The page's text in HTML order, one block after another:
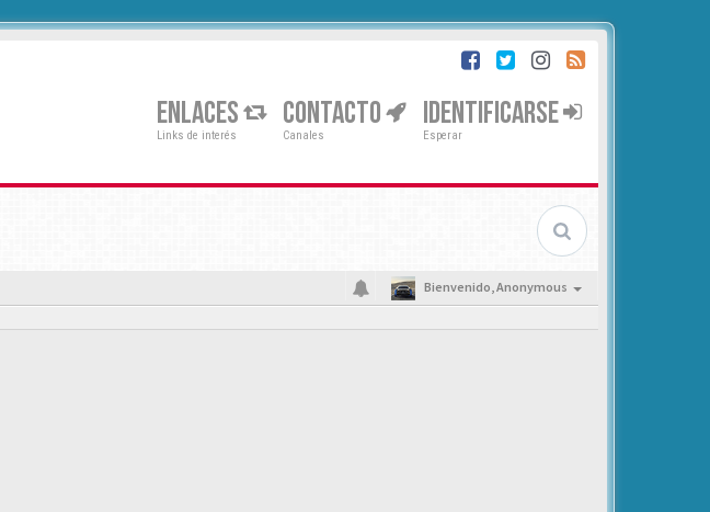
ENLACES
Links de interés
CONTACTO
Canales
IDENTIFICARSE
Esperar
Bienvenido,Anonymous